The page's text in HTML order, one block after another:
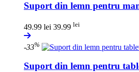
Suport din lemn pentru
49.99 lei 39.99 lei
-33%
Suport din lemn pentru